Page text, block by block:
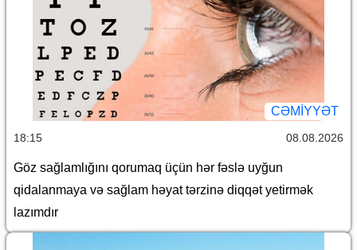
CƏMİYYƏT
18:15 08.08.2026
Göz sağlamlığını qorumaq üçün hər fəslə uyğun
qidalanmaya və sağlam həyat tərzinə diqqət yetirmək
lazımdır